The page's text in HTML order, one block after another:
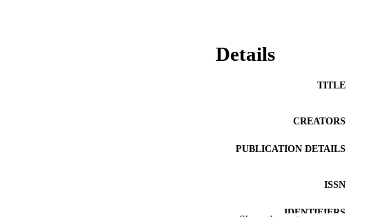
Details
TITLE
CREATORS
PUBLICATION DETAILS
ISSN
IDENTIFIERS